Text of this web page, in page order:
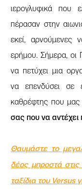
ιερογλυφικά που
πέρασαν στην
εκεί, αρνούμενες
ερήμου. Σήμερα, οι
να πετύχει μια
να επενδύσει σε
καθρέφτης που
σας που να αντέχει
Θαυμάστε το
δέος μπροστά στις
ταξίδια του Versus